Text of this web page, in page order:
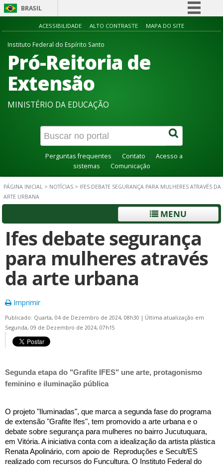
BRASIL
Simplifique!
Acesso à informação
ACESSIBILIDADE ALTO CONTRASTE MAPA DO SITE
Instituto Federal do Espírito Santo
Pró-Reitoria de
Extensão
MINISTÉRIO DA EDUCAÇÃO
Perguntas frequentes Contato
Acesso a
sistemas
Comunicação
PÁGINA INICIAL > NOTÍCIAS > IFES DEBATE SEGURANÇA PARA MULHERES ATRAVÉS DA
ARTE URBANA
MENU
Ifes debate segurança
para mulheres através
da arte urbana
Imprimir
Publicado: Quarta, 04 de Dezembro de 2024, 08h30 | Última atualização em
Segunda, 09 de Dezembro de 2024, 07h15
Segunda etapa do "Grafite IFES" une arte, protagonismo
feminino e iluminação pública
O projeto "Iluminadas", que marca a segunda fase do programa
de extensão "Grafite Ifes", tem promovido a arte urbana e o
debate sobre segurança para mulheres no bairro Jucutuquara,
em Vitória. A iniciativa conta com a idealização da artista plástica
Renata Apolinário, com apoio de Reproduções e Secult/ES
realizado com recursos do Funcultura. O Instituto Federal do